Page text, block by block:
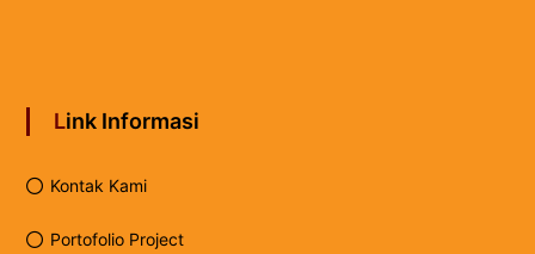
Link Informasi
Kontak Kami
Portofolio Project